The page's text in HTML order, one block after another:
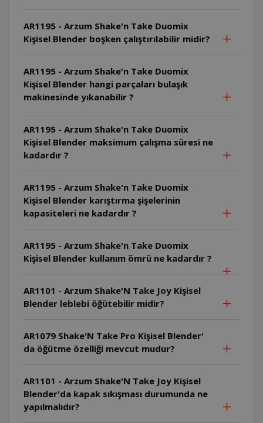
AR1195 - Arzum Shake'n Take Duomix
Kişisel Blender boşken çalıştırılabilir midir?
AR1195 - Arzum Shake'n Take Duomix
Kişisel Blender hangi parçaları bulaşık
makinesinde yıkanabilir ?
AR1195 - Arzum Shake'n Take Duomix
Kişisel Blender maksimum çalışma süresi ne
kadardır ?
AR1195 - Arzum Shake'n Take Duomix
Kişisel Blender karıştırma şişelerinin
kapasiteleri ne kadardır ?
AR1195 - Arzum Shake'n Take Duomix
Kişisel Blender kullanım ömrü ne kadardır ?
AR1101 - Arzum Shake'N Take Joy Kişisel
Blender leblebi öğütebilir midir?
AR1079 Shake'N Take Pro Kişisel Blender'
da öğütme özelliği mevcut mudur?
AR1101 - Arzum Shake'N Take Joy Kişisel
Blender'da kapak sıkışması durumunda ne
yapılmalıdır?